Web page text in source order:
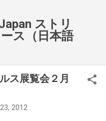
ストリ
ス（日本語
ス展覧会２月
2012